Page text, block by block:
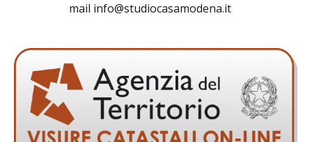
mail info@studiocasamodena.it